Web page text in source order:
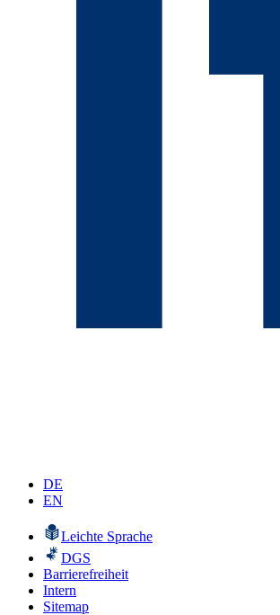
DE
EN
Leichte Sprache
DGS
Barrierefreiheit
Intern
Sitemap